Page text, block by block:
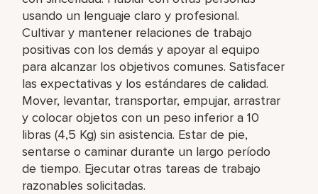
usando un lenguaje claro y profesional.
Cultivar y mantener relaciones de trabajo
positivas con los demás y apoyar al equipo
para alcanzar los objetivos comunes. Satisfacer
las expectativas y los estándares de calidad.
Mover, levantar, transportar, empujar, arrastrar
y colocar objetos con un peso inferior a 10
libras (4,5 Kg) sin asistencia. Estar de pie,
sentarse o caminar durante un largo período
de tiempo. Ejecutar otras tareas de trabajo
razonables solicitadas.